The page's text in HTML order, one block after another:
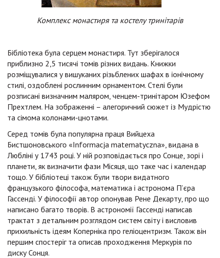
Комплекс монастиря та костелу тринітарів
Бібліотека була серцем монастиря. Тут зберігалося
приблизно 2,5 тисячі томів різних видань. Книжки
розміщувалися у вишуканих різьблених шафах в іонічному
стилі, оздоблені рослинним орнаментом. Стелі були
розписані визначним маляром, ченцем-тринітаром Юзефом
Прехтлем. На зображенні – алегоричний сюжет із Мудрістю
та сімома колонами-цнотами.
Серед томів була популярна праця Вийцеха
Бистшоновського «Informacja matematyczna», видана в
Любліні у 1743 році. У ній розповідається про Сонце, зорі і
планети, як визначити фази Місяця, що таке час і календар
тощо. У бібліотеці також були твори видатного
французького філософа, математика і астронома П’єра
Гассенді. У філософії автор опонував Рене Декарту, про що
написано багато творів. В астрономії Гассенді написав
трактат з детальним розглядом систем світу і висловив
прихильність ідеям Коперніка про геліоцентризм. Також він
першим спостеріг та описав проходження Меркурія по
диску Сонця.